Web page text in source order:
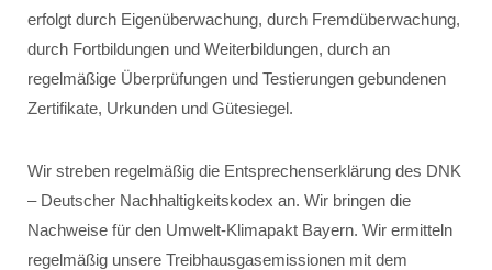
erfolgt durch Eigenüberwachung, durch Fremdüberwachung,
durch Fortbildungen und Weiterbildungen, durch an
regelmäßige Überprüfungen und Testierungen gebundenen
Zertifikate, Urkunden und Gütesiegel.
Wir streben regelmäßig die Entsprechenserklärung des DNK
– Deutscher Nachhaltigkeitskodex an. Wir bringen die
Nachweise für den Umwelt-Klimapakt Bayern. Wir ermitteln
regelmäßig unsere Treibhausgasemissionen mit dem